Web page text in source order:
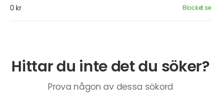
0 kr Blocket.se
Hittar du inte det du söker?
Prova någon av dessa sökord